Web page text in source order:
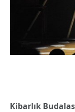
Kibarlık